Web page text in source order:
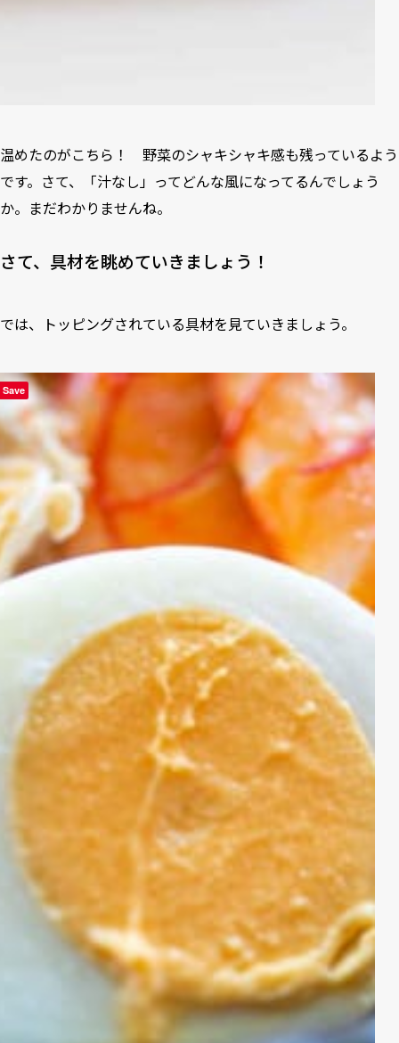
温めたのがこちら！ 野菜のシャキシャキ感も残っているよう
です。さて、「汁なし」ってどんな風になってるんでしょう
か。まだわかりませんね。
さて、具材を眺めていきましょう！
では、トッピングされている具材を見ていきましょう。
Save